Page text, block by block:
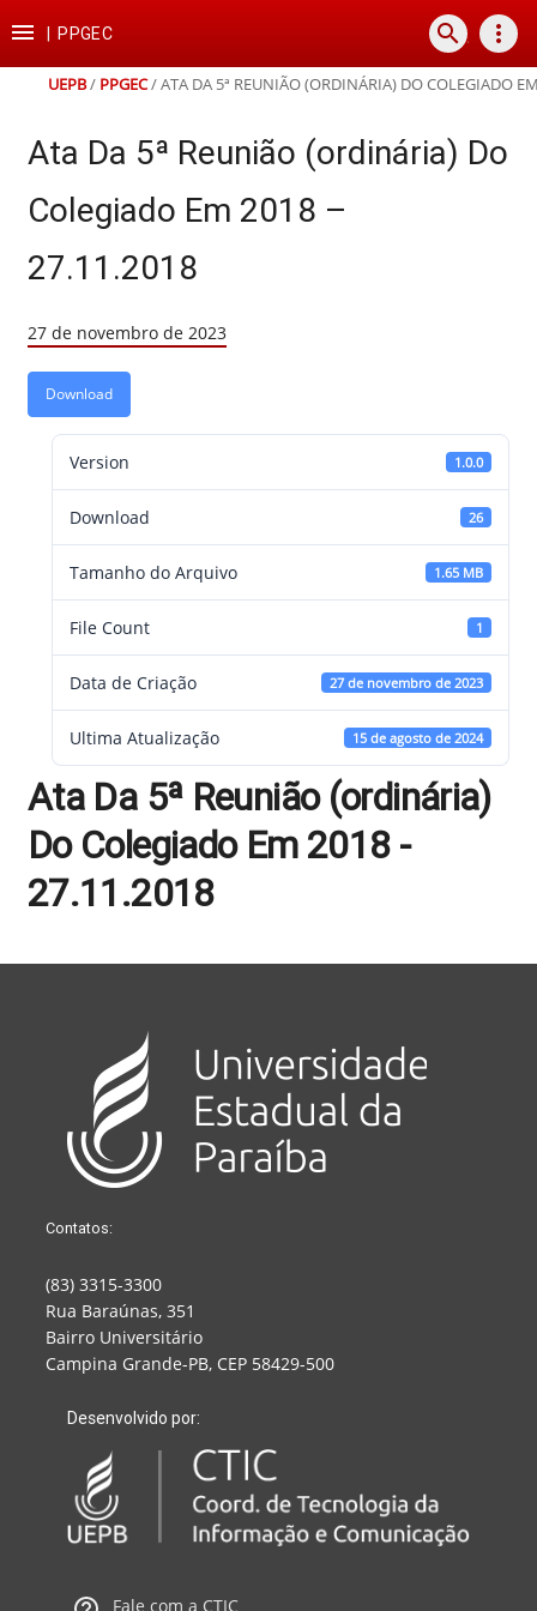
para
conteúdo
para
para
para
rodapé
 PPGEC search more_vert
UEPB/ PPGEC/ATA DA 5ª REUNIÃO (ORDINÁRIA) DO COLEGIADO
Ata Da 5ª Reunião (ordinária) Do
Colegiado Em 2018 –
27.11.2018
27 de novembro de 2023
Download
Version 1.0.0
Download 26
Tamanho do Arquivo 1.65 MB
File Count 1
Data de Criação 27 de novembro de 2023
Ultima Atualização 15 de agosto de 2024
Ata Da 5ª Reunião (ordinária)
Do Colegiado Em 2018 -
27.11.2018
Contatos:
(83) 3315-3300
Rua Baraúnas, 351
Bairro Universitário
Campina Grande-PB, CEP 58429-500
Desenvolvido por:
Fale com a CTIC